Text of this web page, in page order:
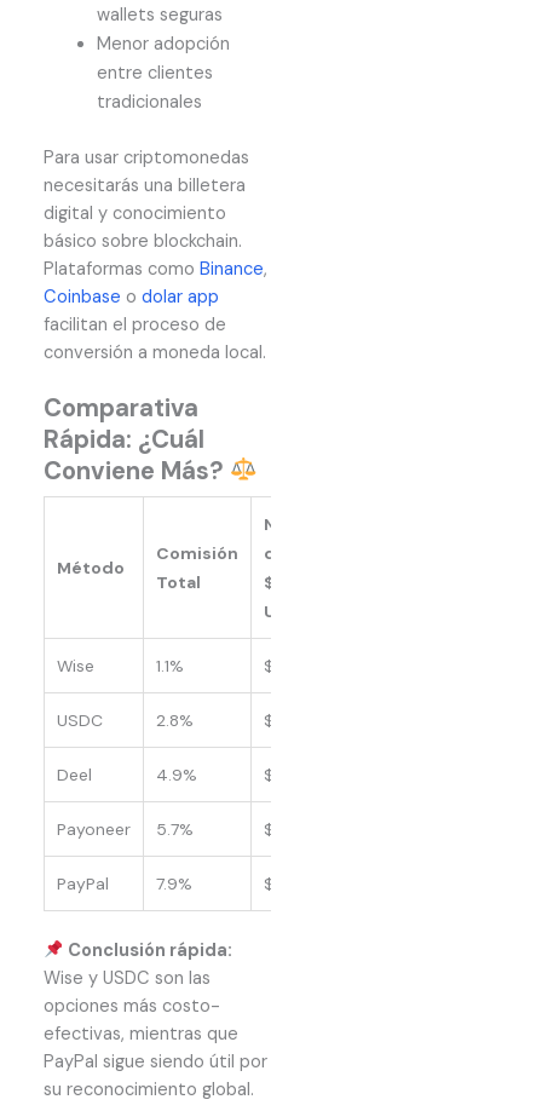
wallets seguras
Menor adopción
entre clientes
tradicionales
Para usar criptomonedas
necesitarás una billetera
digital y conocimiento
básico sobre blockchain.
Plataformas como Binance,
Coinbase o dolar app
facilitan el proceso de
conversión a moneda local.
Comparativa
Rápida: ¿Cuál
Conviene Más?
Método
Comisión
Total
Neto
de
$1,000
USD
Wise 1.1% $989
USDC 2.8% $972
Deel 4.9% $951
Payoneer 5.7% $943
PayPal 7.9% $921
Conclusión rápida:
Wise y USDC son las
opciones más costo-
efectivas, mientras que
PayPal sigue siendo útil por
su reconocimiento global.